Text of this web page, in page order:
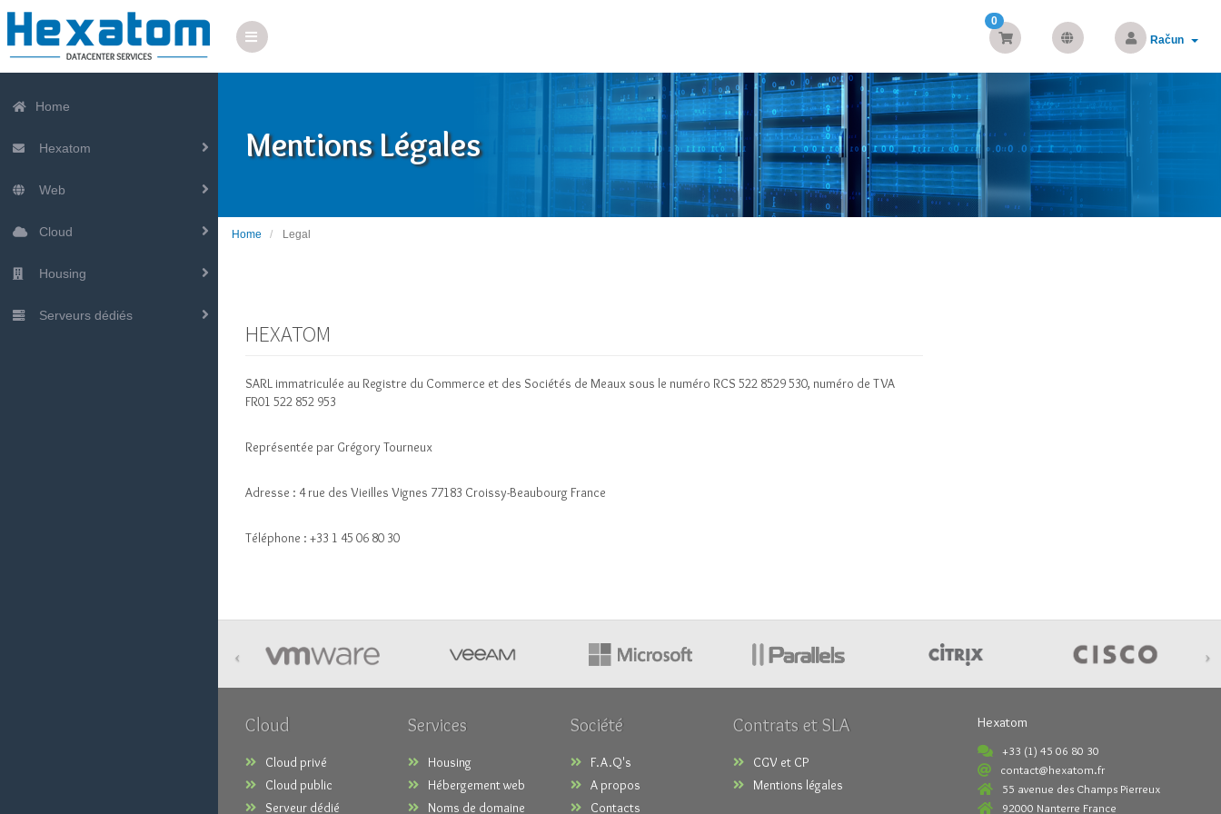
0
Račun
Home
Hexatom
Web
Cloud
Housing
Serveurs dédiés
Mentions Légales
Home Legal
HEXATOM
SARL immatriculée au Registre du Commerce et des Sociétés de Meaux sous le numéro RCS 522 8529 530, numéro de TVA
FR01 522 852 953
Représentée par Grégory Tourneux
Adresse : 4 rue des Vieilles Vignes 77183 Croissy-Beaubourg France
Téléphone : +33 1 45 06 80 30
‹ ›
Cloud
Cloud privé
Cloud public
Serveur dédié
Services
Housing
Hébergement web
Noms de domaine
Société
F.A.Q's
A propos
Contacts
Contrats et SLA
CGV et CP
Mentions légales
Hexatom
+33 (1) 45 06 80 30
contact@hexatom.fr
55 avenue des Champs Pierreux
92000 Nanterre France